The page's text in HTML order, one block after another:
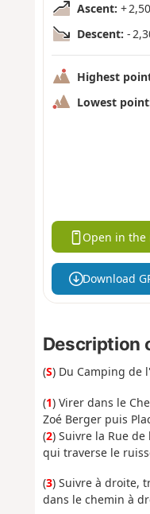
Ascent: +
Descent: -
Highest
Lowest
Open in the
Download
Description
(S) Du Camping de
(1) Virer dans le
Zoé Berger puis
(2) Suivre la Rue
qui traverse le
(3) Suivre à droite,
dans le chemin à